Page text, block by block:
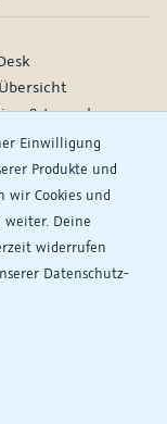
Einwilligung
Produkte und
wir Cookies und
Deine
widerrufen
Daten­schutz­
& Launch
Services